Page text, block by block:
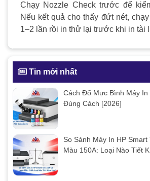
Chạy Nozzle Check trước để
Nếu kết quả cho thấy đứt nét,
1–2 lần rồi in thử lại trước khi in tài
Tin mới nhất
Cách Đổ Mực Bình Máy In
Đúng Cách [2026]
So Sánh Máy In HP
Màu 150A: Loại Nào Tiết